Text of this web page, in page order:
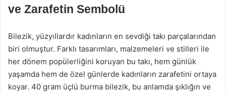
ve Zarafetin Sembolü
Bilezik, yüzyıllardır kadınların en sevdiği takı parçalarından
biri olmuştur. Farklı tasarımları, malzemeleri ve stilleri ile
her dönem popülerliğini koruyan bu takı, hem günlük
yaşamda hem de özel günlerde kadınların zarafetini ortaya
koyar. 40 gram üçlü burma bilezik, bu anlamda şıklığın ve